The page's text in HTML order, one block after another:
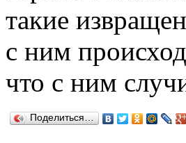
такие
с ним
что с ним
Поделиться…